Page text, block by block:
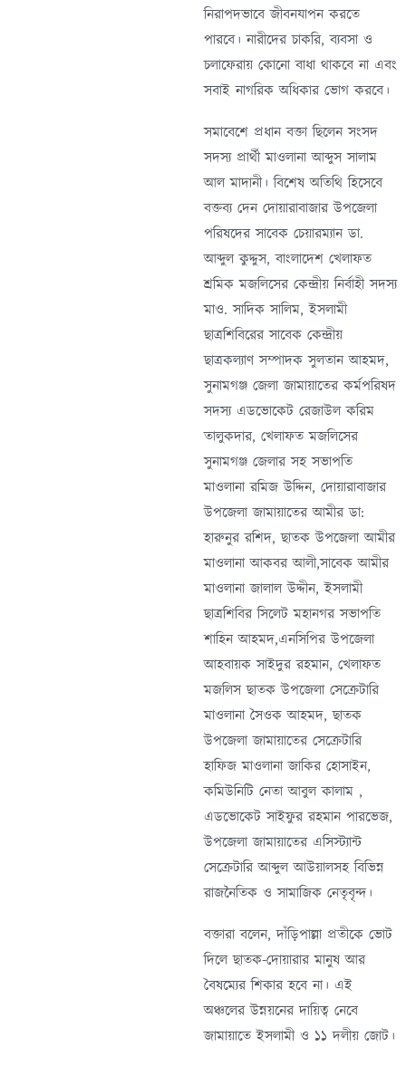
নিরাপদভাবে জীবনযাপন করতে
পারবে। নারীদের চাকরি, ব্যবসা ও
চলাফেরায় কোনো বাধা থাকবে না এবং
সবাই নাগরিক অধিকার ভোগ করবে।
সমাবেশে প্রধান বক্তা ছিলেন সংসদ
সদস্য প্রার্থী মাওলানা আব্দুস সালাম
আল মাদানী। বিশেষ অতিথি হিসেবে
বক্তব্য দেন দোয়ারাবাজার উপজেলা
পরিষদের সাবেক চেয়ারম্যান ডা.
আব্দুল কুদ্দুস, বাংলাদেশ খেলাফত
শ্রমিক মজলিসের কেন্দ্রীয় নির্বাহী সদস্য
মাও. সাদিক সালিম, ইসলামী
ছাত্রশিবিরের সাবেক কেন্দ্রীয়
ছাত্রকল্যাণ সম্পাদক সুলতান আহমদ,
সুনামগঞ্জ জেলা জামায়াতের কর্মপরিষদ
সদস্য এডভোকেট রেজাউল করিম
তালুকদার, খেলাফত মজলিসের
সুনামগঞ্জ জেলার সহ সভাপতি
মাওলানা রমিজ উদ্দিন, দোয়ারাবাজার
উপজেলা জামায়াতের আমীর ডা:
হারুনুর রশিদ, ছাতক উপজেলা আমীর
মাওলানা আকবর আলী,সাবেক আমীর
মাওলানা জালাল উদ্দীন, ইসলামী
ছাত্রশিবির সিলেট মহানগর সভাপতি
শাহিন আহমদ,এনসিপির উপজেলা
আহবায়ক সাইদুর রহমান, খেলাফত
মজলিস ছাতক উপজেলা সেক্রেটারি
মাওলানা সৈওক আহমদ, ছাতক
উপজেলা জামায়াতের সেক্রেটারি
হাফিজ মাওলানা জাকির হোসাইন,
কমিউনিটি নেতা আবুল কালাম ,
এডভোকেট সাইফুর রহমান পারভেজ,
উপজেলা জামায়াতের এসিস্ট্যান্ট
সেক্রেটারি আব্দুল আউয়ালসহ বিভিন্ন
রাজনৈতিক ও সামাজিক নেতৃবৃন্দ।
বক্তারা বলেন, দাঁড়িপাল্লা প্রতীকে ভোট
দিলে ছাতক-দোয়ারার মানুষ আর
বৈষম্যের শিকার হবে না। এই
অঞ্চলের উন্নয়নের দায়িত্ব নেবে
জামায়াতে ইসলামী ও ১১ দলীয় জোট।